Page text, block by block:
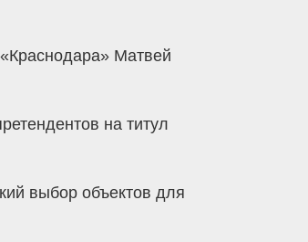
Матвей
на титул
выбор объектов для